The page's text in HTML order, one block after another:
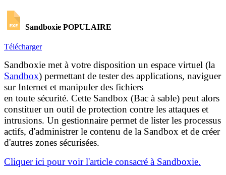
Sandboxie POPULAIRE
Télécharger
Sandboxie met à votre disposition un espace virtuel (la
Sandbox) permettant de tester des applications, naviguer
sur Internet et manipuler des fichiers
en toute sécurité. Cette Sandbox (Bac à sable) peut alors
constituer un outil de protection contre les attaques et
intrusions. Un gestionnaire permet de lister les processus
actifs, d'administrer le contenu de la Sandbox et de créer
d'autres zones sécurisées.
Cliquer ici pour voir l'article consacré à Sandboxie.